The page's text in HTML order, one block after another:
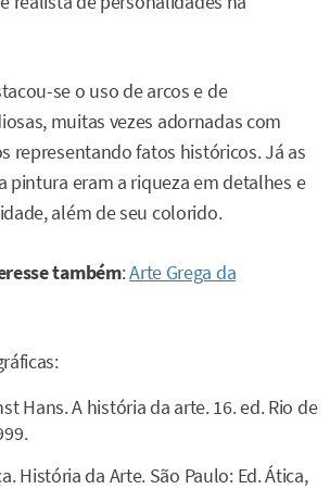
se o uso de arcos e de
muitas vezes adornadas com
representando fatos históricos. Já as
pintura eram a riqueza em detalhes e
além de seu colorido.
também:Arte Grega da
Hans. A história da arte. 16. ed. Rio de
História da Arte. São Paulo: Ed. Ática,